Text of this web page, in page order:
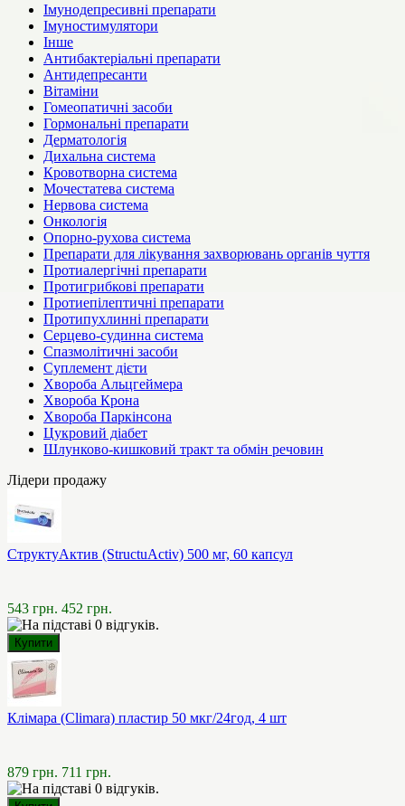
Імунодепресивні препарати
Імуностимулятори
Інше
Антибактеріальні препарати
Антидепресанти
Вітаміни
Гомеопатичні засоби
Гормональні препарати
Дерматологія
Дихальна система
Кровотворна система
Мочестатева система
Нервова система
Онкологія
Опорно-рухова система
Препарати для лікування захворювань органів чуття
Протиалергічні препарати
Протигрибкові препарати
Протиепілептичні препарати
Протипухлинні препарати
Серцево-судинна система
Спазмолітичні засоби
Суплемент дієти
Хвороба Альцгеймера
Хвороба Крона
Хвороба Паркінсона
Цукровий діабет
Шлунково-кишковий тракт та обмін речовин
Лідери продажу
СтруктуАктив (StructuActiv) 500 мг, 60 капсул
543 грн. 452 грн.
Клімара (Climara) пластир 50 мкг/24год, 4 шт
879 грн. 711 грн.